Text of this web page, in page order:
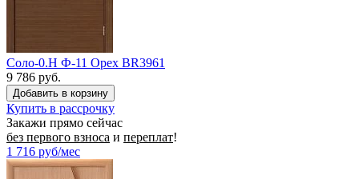
Соло-0.H Ф-11 Орех BR3961
9 786 руб.
Купить в рассрочку
Закажи прямо сейчас
без первого взноса и переплат!
1 716 руб/мес